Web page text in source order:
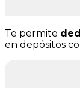
Te permite
en depósitos